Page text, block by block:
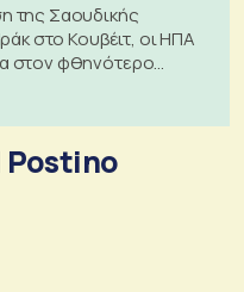
της Σαουδικής
στο Κουβέιτ, οι ΗΠΑ
στον φθηνότερο
Postino